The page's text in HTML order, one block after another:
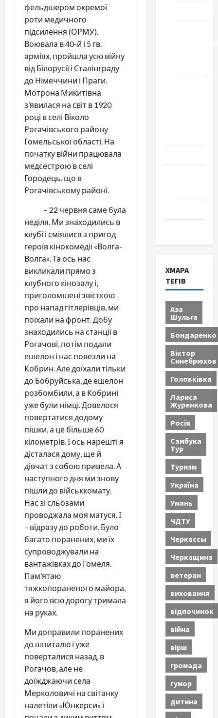
фельдшером окремої
роти медичного
підсилення (ОРМУ).
Воювала в 40-й і 5 гв.
арміях, пройшла усю війну
від Білорусії і Сталінграду
до Німеччини і Праги.
Мотрона Микитівна
з’явилася на світ в 1920
році в селі Віколо
Рогачівського району
Гомельської області. На
початку війни працювала
медсестрою в селі
Городець, що в
Рогачівському районі.
– 22 червня саме була
неділя. Ми знаходились в
клубі і сміялися з пригод
героїв кінокомедії «Волга-
Волга». Та ось нас
викликали прямо з
клубного кінозалу і,
приголомшені звісткою
про напад гітлерівців, ми
поїхали на фронт. Добу
знаходились на станції в
Рогачові, потім подали
ешелон і нас повезли на
Кобрин. Але доїхали тільки
до Бобруйська, де ешелон
розбомбили, а в Кобрині
уже були німці. Довелося
повертатися додому
пішки, а це більше 60
кілометрів. І ось нарешті я
дісталася дому, ще й
дівчат з собою привела. А
наступного дня ми знову
пішли до військкомату.
Нас зі сльозами
проводжала моя матуся. І
– відразу до роботи. Було
багато поранених, ми їх
супроводжували на
вантажівках до Гомеля.
Пам’ятаю
тяжкопораненого майора,
я його всю дорогу тримала
на руках.
Ми доправили поранених
до шпиталю і уже
поверталися назад, в
Рогачов, але не
доїжджаючи села
Мерколовичі на світанку
налетіли «Юнкерси» і
ХМАРА
ТЕГІВ
Аза
Шульга
Бондаренко
Віктор
Синебрюхов
Головківка
Лариса
Журенкова
Росія
Самбука
Тур
Туризм
Україна
Умань
ЧДТУ
Черкассы
Черкащина
ветеран
виховання
відпочинок
війна
вірш
громада
гумор
дитина